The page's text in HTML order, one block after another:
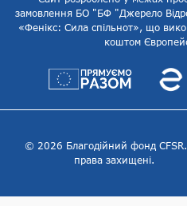
замовлення БО "БФ "Джерело
«Фенікс: Сила спільнот», що
коштом
© 2026 Благодійний фонд CFSR.
права захищені.